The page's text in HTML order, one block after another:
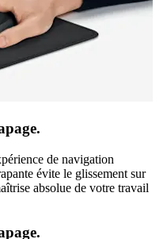
de navigation
évite le glissement sur
absolue de votre travail